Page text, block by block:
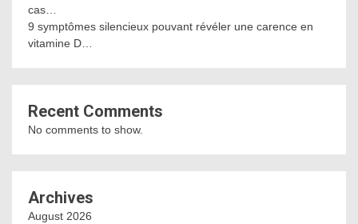
cas…
9 symptômes silencieux pouvant révéler une carence en
vitamine D…
Recent Comments
No comments to show.
Archives
August 2026